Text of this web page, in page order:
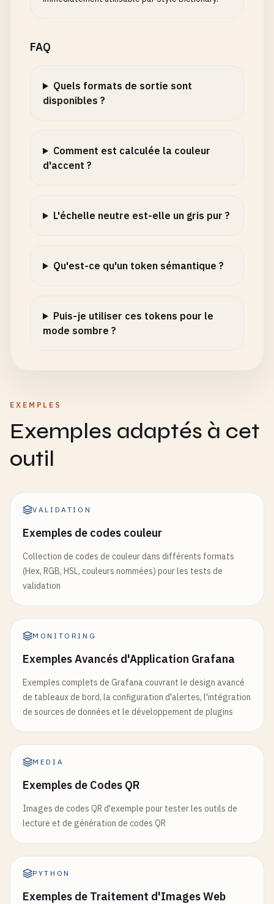
FAQ
Quels formats de sortie sont
disponibles ?
Comment est calculée la couleur
d'accent ?
L'échelle neutre est-elle un gris pur ?
Qu'est-ce qu'un token sémantique ?
Puis-je utiliser ces tokens pour le
mode sombre ?
EXEMPLES
Exemples adaptés à cet
outil
VALIDATION
Exemples de codes couleur
Collection de codes de couleur dans différents formats
(Hex, RGB, HSL, couleurs nommées) pour les tests de
validation
MONITORING
Exemples Avancés d'Application Grafana
Exemples complets de Grafana couvrant le design avancé
de tableaux de bord, la configuration d'alertes, l'intégration
de sources de données et le développement de plugins
MEDIA
Exemples de Codes QR
Images de codes QR d'exemple pour tester les outils de
lecture et de génération de codes QR
PYTHON
Exemples de Traitement d'Images Web